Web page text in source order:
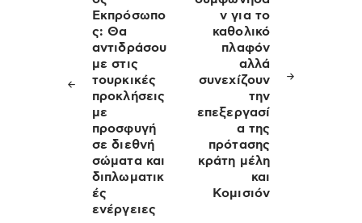
Εκπρόσωπο
ς: Θα
αντιδράσου
με στις
τουρκικές
προκλήσεις
με
προσφυγή
σε διεθνή
σώματα και
διπλωματικ
ές
ενέργειες
ν για το
καθολικό
πλαφόν
αλλά
συνεχίζουν
την
επεξεργασί
α της
πρότασης
κράτη μέλη
και
Κομισιόν